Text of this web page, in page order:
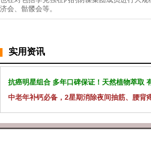
济会、骷髅会等。
实用资讯
抗癌明星组合 多年口碑保证！天然植物萃取
中老年补钙必备，2星期消除夜间抽筋、腰背